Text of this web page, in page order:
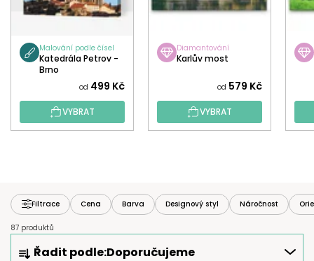
Malování podle čísel
Katedrála Petrov -
Brno
od 499 Kč
VYBRAT
Diamantování
Karlův most
od 579 Kč
VYBRAT
Filtrace Cena Barva Designový styl Náročnost
87 produktů
Řadit podle:Doporučujeme